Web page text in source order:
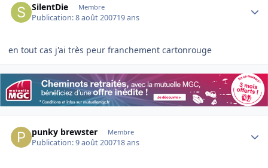
SilentDie Membre
Publication:8 août 200719 ans
en tout cas j'ai très peur franchement cartonrouge
punky brewster Membre
Publication:9 août 200718 ans